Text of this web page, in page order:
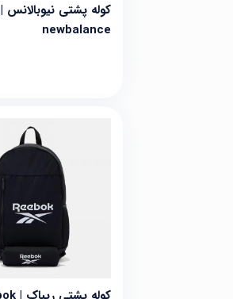
کوله پشتی نیوبالانس |
newbalance